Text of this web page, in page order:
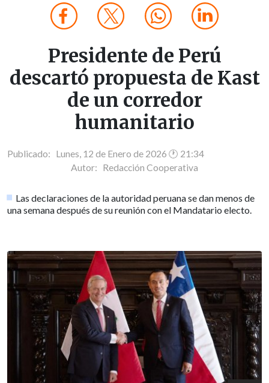
Presidente de Perú
descartó propuesta de Kast
de un corredor
humanitario
Publicado: Lunes, 12 de Enero de 2026 🕐 21:34
Autor: Redacción Cooperativa
Las declaraciones de la autoridad peruana se dan menos de
una semana después de su reunión con el Mandatario electo.